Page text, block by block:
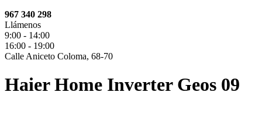
967 340 298
Llámenos
9:00 - 14:00
16:00 - 19:00
Calle Aniceto Coloma, 68-70
Haier Home Inverter Geos 09